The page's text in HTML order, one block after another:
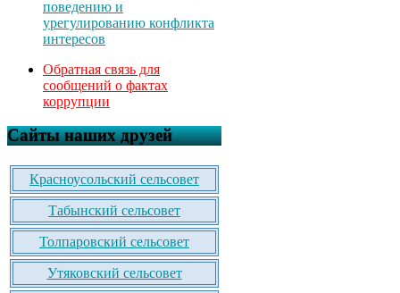
поведению и
урегулированию конфликта
интересов
Обратная связь для
сообщений о фактах
коррупции
Сайты наших друзей
Красноусольский сельсовет
Табынский сельсовет
Толпаровский сельсовет
Утяковский сельсовет